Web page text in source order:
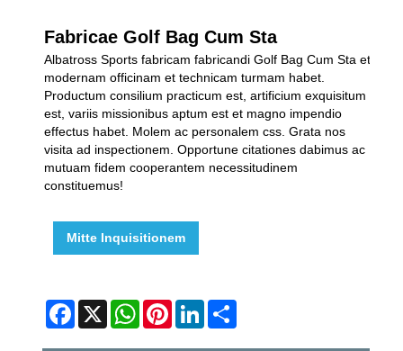
Fabricae Golf Bag Cum Sta
Albatross Sports fabricam fabricandi Golf Bag Cum Sta et
modernam officinam et technicam turmam habet.
Productum consilium practicum est, artificium exquisitum
est, variis missionibus aptum est et magno impendio
effectus habet. Molem ac personalem css. Grata nos
visita ad inspectionem. Opportune citationes dabimus ac
mutuam fidem cooperantem necessitudinem
constituemus!
Mitte Inquisitionem
Facebook
X WhatsApp
Pinterest
LinkedIn